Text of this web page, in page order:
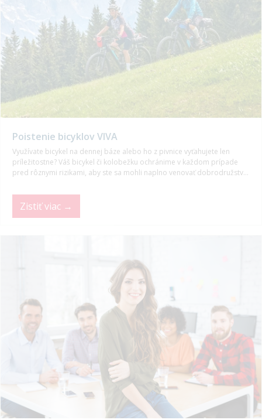
Poistenie bicyklov VIVA
Využívate bicykel na dennej báze alebo ho z pivnice vyťahujete len
príležitostne? Váš bicykel či kolobežku ochránime v každom prípade
pred rôznymi rizikami, aby ste sa mohli naplno venovať dobrodružstvu,
Zistiť viac →